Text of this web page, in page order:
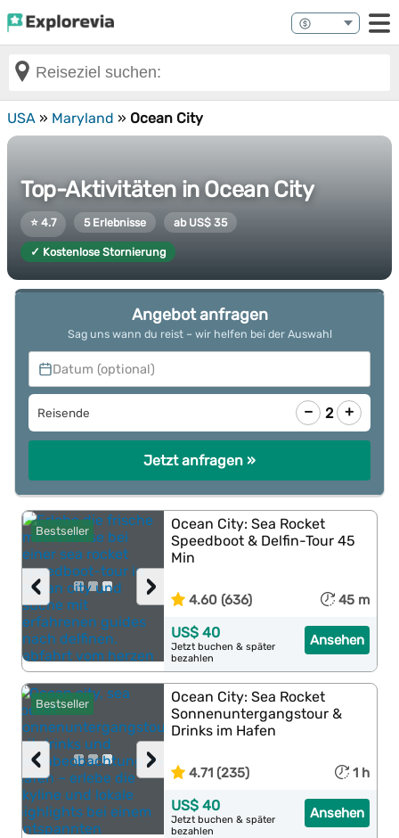
USA » Maryland » Ocean City
Top-Aktivitäten in Ocean City
⭐ 4.7 5 Erlebnisse ab US$ 35
✓ Kostenlose Stornierung
Angebot anfragen
Sag uns wann du reist – wir helfen bei der Auswahl
Datum (optional)
Reisende − 2 +
Jetzt anfragen »
Bestseller
›
‹
Ocean City: Sea Rocket
Speedboot & Delfin-Tour 45
Min
4.60 (636) 45 m
Ansehen
US$ 40
Jetzt buchen & später
bezahlen
Bestseller
›
‹
Ocean City: Sea Rocket
Sonnenuntergangstour &
Drinks im Hafen
4.71 (235) 1 h
Ansehen
US$ 40
Jetzt buchen & später
bezahlen